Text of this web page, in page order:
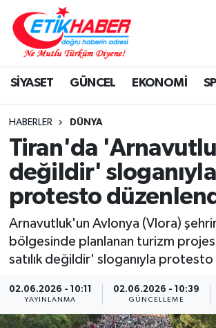
SİYASET GÜNCEL EKONOMİ
HABERLER DÜNYA
Tiran'da
değildir' sloganıyla
protesto
Arnavutluk'un Avlonya (Vlora)
bölgesinde planlanan turizm
satılık değildir' sloganıyla
02.06.2026 - 10:11
YAYINLANMA
02.06.2026 - 10:39
GÜNCELLEME
BİLİM-TEKNOLOJİ
DIŞ POLİTİKA
DÜNYA
EĞİTİM GENÇLİK
EKONOMİ
KÖŞE YAZILARI
KÜLTÜR-SANAT-MAGAZİN
MEDYA
Nöbetçi Eczaneler
Hava Durumu
İstanbul Namaz Vakitleri
Trafik Durumu
Süper Lig Puan Durumu ve Fikstür
Tüm Manşetler
Son Dakika Haberleri
Haber Arşivi